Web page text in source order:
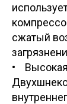
сжатый
• Высокая